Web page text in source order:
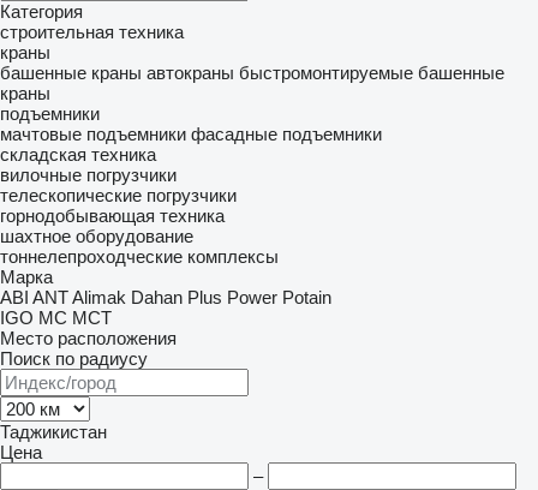
Категория
строительная техника
краны
башенные краны автокраны быстромонтируемые башенные
краны
подъемники
мачтовые подъемники фасадные подъемники
складская техника
вилочные погрузчики
телескопические погрузчики
горнодобывающая техника
шахтное оборудование
тоннелепроходческие комплексы
Марка
ABI ANTAlimak Dahan Plus Power Potain
IGO MC MCT
Место расположения
Поиск по радиусу
Таджикистан
Цена
–